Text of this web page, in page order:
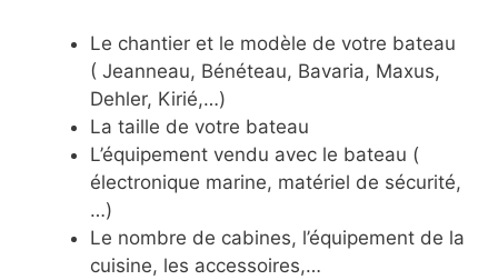
Le chantier et le modèle de votre bateau
( Jeanneau, Bénéteau, Bavaria, Maxus,
Dehler, Kirié,…)
La taille de votre bateau
L’équipement vendu avec le bateau (
électronique marine, matériel de sécurité,
…)
Le nombre de cabines, l’équipement de la
cuisine, les accessoires,…